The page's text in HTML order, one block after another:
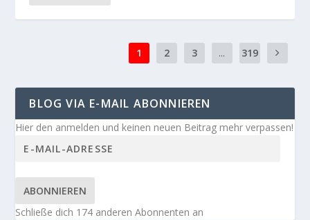
1 2 3 ... 319
BLOG VIA E-MAIL ABONNIEREN
Hier den anmelden und keinen neuen Beitrag mehr verpassen!
ABONNIEREN
Schließe dich 174 anderen Abonnenten an